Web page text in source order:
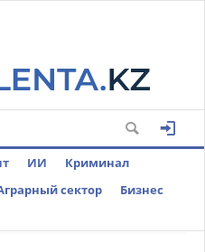
ИИ
Криминал
сектор
Бизнес